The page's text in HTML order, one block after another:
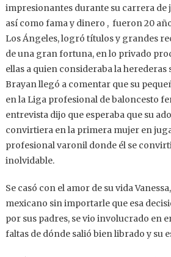
impresionantes durante su carrera
así como fama y dinero , fueron 20
Los Ángeles, logró títulos y grandes
de una gran fortuna, en lo privado
ellas a quien consideraba la herederas
Brayan llegó a comentar que su
en la Liga profesional de baloncesto
entrevista dijo que esperaba que su
convirtiera en la primera mujer en
profesional varonil donde él se
inolvidable.
Se casó con el amor de su vida
mexicano sin importarle que esa
por sus padres, se vio involucrado en
faltas de dónde salió bien librado y su